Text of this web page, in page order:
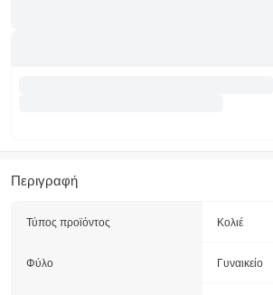
Περιγραφή
Τύπος προϊόντος Κολιέ
Φύλο Γυναικείο